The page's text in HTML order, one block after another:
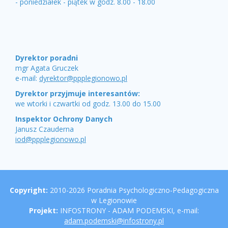
Dyrektor poradni
mgr Agata Gruczek
e-mail: dyrektor@ppplegionowo.pl
Dyrektor przyjmuje interesantów:
we wtorki i czwartki od godz. 13.00 do 15.00
Inspektor Ochrony Danych
Janusz Czauderna
iod@ppplegionowo.pl
Copyright
Copyright: 2010-2026 Poradnia Psychologiczno-Pedagogiczna
w Legionowie
Projekt: INFOSTRONY - ADAM PODEMSKI, e-mail:
adam.podemski@infostrony.pl